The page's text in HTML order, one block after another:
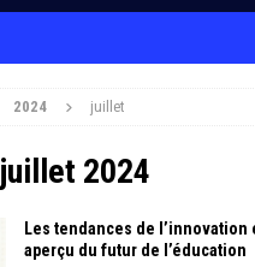
2024 juillet
juillet 2024
Les tendances de l’innovation
aperçu du futur de l’éducation